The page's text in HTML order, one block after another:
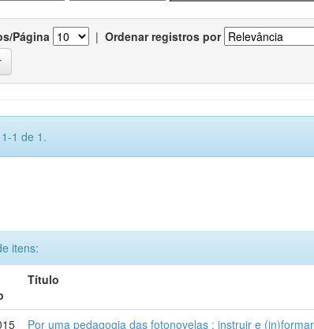
Página | Ordenar registros por
1 de 1.
itens:
Título
Por uma pedagogia das fotonovelas : instruir e